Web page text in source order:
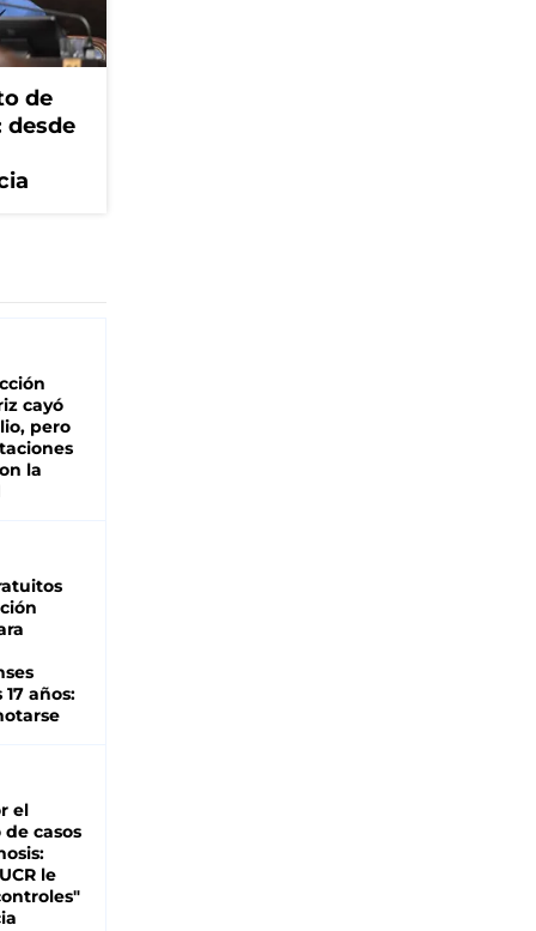
de
desde
cayó
pero
la
años:
el
casos
le